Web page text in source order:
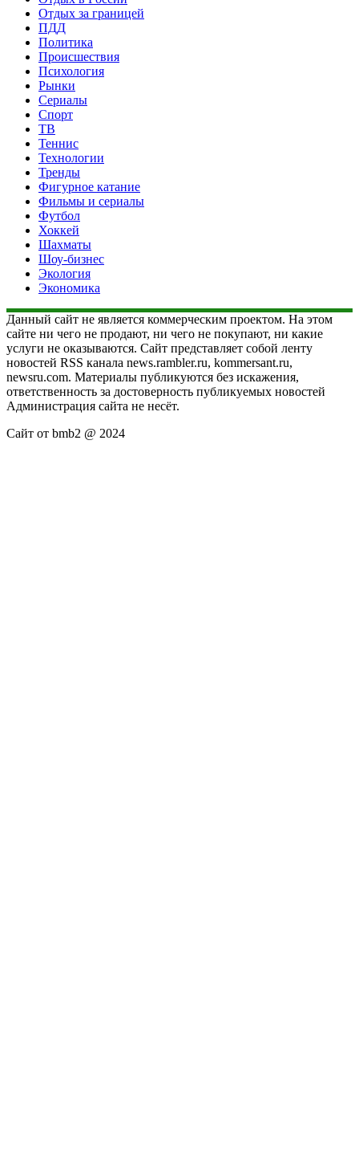
Отдых за границей
ПДД
Политика
Происшествия
Психология
Рынки
Сериалы
Спорт
ТВ
Теннис
Технологии
Тренды
Фигурное катание
Фильмы и сериалы
Футбол
Хоккей
Шахматы
Шоу-бизнес
Экология
Экономика
Данный сайт не является коммерческим проектом. На этом
сайте ни чего не продают, ни чего не покупают, ни какие
услуги не оказываются. Сайт представляет собой ленту
новостей RSS канала news.rambler.ru, kommersant.ru,
newsru.com. Материалы публикуются без искажения,
ответственность за достоверность публикуемых новостей
Администрация сайта не несёт.
Сайт от bmb2 @ 2024